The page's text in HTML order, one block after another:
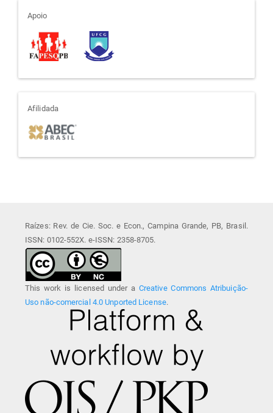
apoio
Apoio
afiliada
Afilidada
Raízes: Rev. de Cie. Soc. e Econ., Campina Grande, PB, Brasil.
ISSN: 0102-552X. e-ISSN: 2358-8705.
This work is licensed under a Creative Commons Atribuição-
Uso não-comercial 4.0 Unported License.